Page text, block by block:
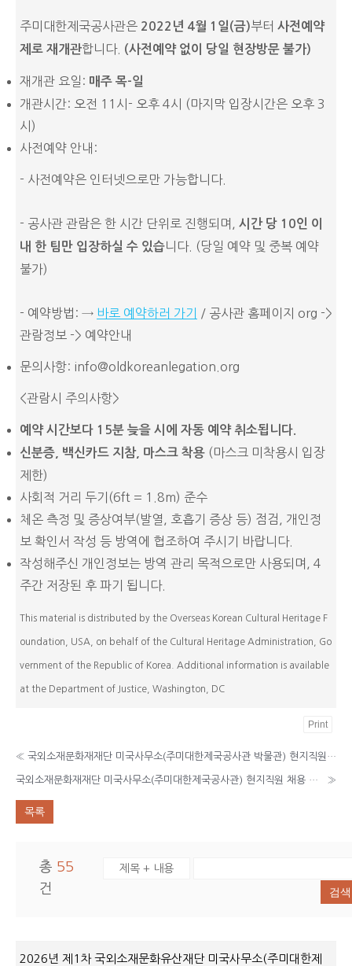
주미대한제국공사관은 2022 년 4월 1 일 (금)부터 사전예약
제 로 재개관합니다. (사전예약 없이 당일 현장방문 불가)
재개관 요일: 매주 목-일
개관시간: 오전 11시- 오후 4시 (마지막 입장시간은 오후 3
시)
사전예약 안내:
- 사전예약은 인터넷으로만 가능합니다.
- 공사관 관람은 한 시간 단위로 진행되며, 시간 당 10인 이
내 한 팀만 입장하실 수 있습니다. (당일 예약 및 중복 예약
불가)
- 예약방법: → 바로 예약하러 가기
/ 공사관 홈페이지 org ->
관람정보 -> 예약안내
문의사항: info@oldkoreanlegation.org
<관람시 주의사항>
예약 시간보다 15분 늦을 시에 자동 예약 취소됩니다.
신분증 , 백신카드 지참, 마스크 착용 (마스크 미착용시 입장
제한)
사회적 거리 두기(6ft = 1.8m) 준수
체온 측정 및 증상여부(발열, 호흡기 증상 등) 점검, 개인정
보 확인서 작성 등 방역에 협조하여 주시기 바랍니다.
작성해주신 개인정보는 방역 관리 목적으로만 사용되며, 4
주간 저장된 후 파기 됩니다.
This material is distributed by the Overseas Korean Cultural Heritage F
oundation, USA, on behalf of the Cultural Heritage Administration, Go
vernment of the Republic of Korea. Additional information is available
at the Department of Justice, Washington, DC
Print
« 국외소재문화재재단 미국사무소(주미대한제국공사관 박물관) 현지직원 채용 최종 합격자 발표
국외소재문화재재단 미국사무소(주미대한제국공사관) 현지직원 채용 공고 »
목록
총 55
건
검색
2026년 제1차 국외소재문화유산재단 미국사무소(주미대한제